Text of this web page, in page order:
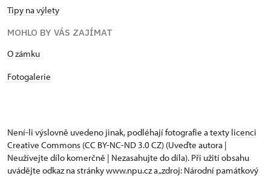
Tipy na výlety
MOHLO BY VÁS ZAJÍMAT
O zámku
Fotogalerie
Není-li výslovně uvedeno jinak, podléhají fotografie a texty licenci
Creative Commons (CC BY-NC-ND 3.0 CZ) (Uveďte autora |
Neužívejte dílo komerčně | Nezasahujte do díla). Při užití obsahu
uvádějte odkaz na stránky www.npu.cz a „zdroj: Národní památkový